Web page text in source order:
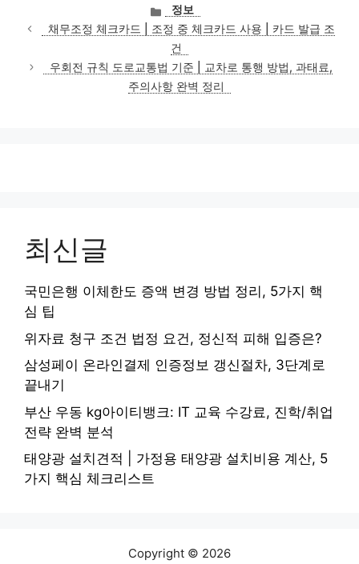
카
테
고
리
정보
채무조정 체크카드 | 조정 중 체크카드 사용 | 카드 발급 조
건
우회전 규칙 도로교통법 기준 | 교차로 통행 방법, 과태료,
주의사항 완벽 정리
최신글
국민은행 이체한도 증액 변경 방법 정리, 5가지 핵
심 팁
위자료 청구 조건 법정 요건, 정신적 피해 입증은?
삼성페이 온라인결제 인증정보 갱신절차, 3단계로
끝내기
부산 우동 kg아이티뱅크: IT 교육 수강료, 진학/취업
전략 완벽 분석
태양광 설치견적 | 가정용 태양광 설치비용 계산, 5
가지 핵심 체크리스트
Copyright © 2026